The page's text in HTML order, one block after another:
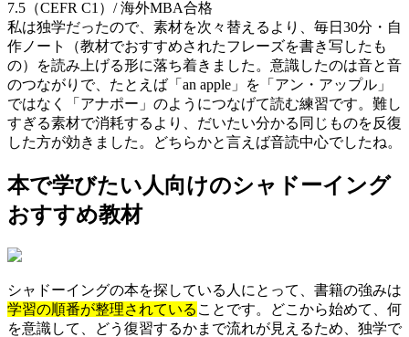
7.5（CEFR C1）/ 海外MBA合格
私は独学だったので、素材を次々替えるより、毎日30分・自
作ノート（教材でおすすめされたフレーズを書き写したも
の）を読み上げる形に落ち着きました。意識したのは音と音
のつながりで、たとえば「an apple」を「アン・アップル」
ではなく「アナポー」のようにつなげて読む練習です。難し
すぎる素材で消耗するより、だいたい分かる同じものを反復
した方が効きました。どちらかと言えば音読中心でしたね。
本で学びたい人向けのシャドーイング
おすすめ教材
シャドーイングの本を探している人にとって、書籍の強みは
学習の順番が整理されている ことです。どこから始めて、何
を意識して、どう復習するかまで流れが見えるため、独学で